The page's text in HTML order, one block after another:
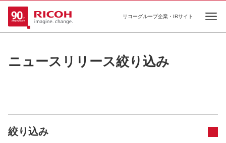
リコーグループ企業・IRサイト
ニュースリリース絞り込み
絞り込み